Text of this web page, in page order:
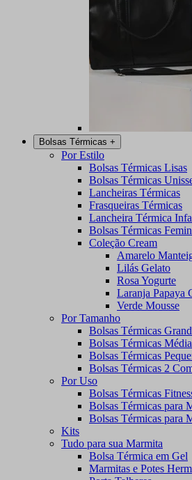
Bolsas Térmicas +
Por Estilo
Bolsas Térmicas Lisas
Bolsas Térmicas
Lancheiras Térmicas
Frasqueiras Térmicas
Lancheira Térmica
Bolsas Térmicas
Coleção Cream
Amarelo
Lilás Gelato
Rosa Yogurte
Laranja Papaya
Verde Mousse
Por Tamanho
Bolsas Térmicas
Bolsas Térmicas
Bolsas Térmicas
Bolsas Térmicas 2
Por Uso
Bolsas Térmicas
Bolsas Térmicas para
Bolsas Térmicas para
Kits
Tudo para sua Marmita
Bolsa Térmica em Gel
Marmitas e Potes